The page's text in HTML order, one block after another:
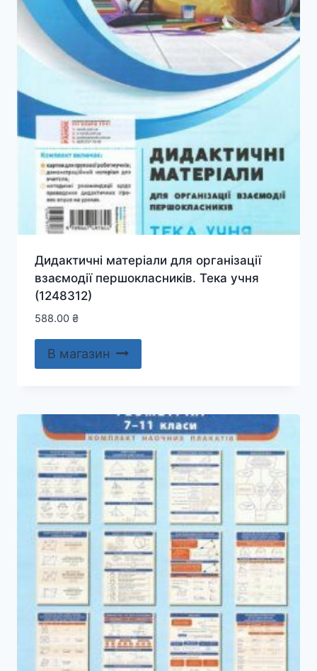
Дидактичні матеріали для організації
взаємодії першокласників. Тека учня
(1248312)
588.00 ₴
В магазин